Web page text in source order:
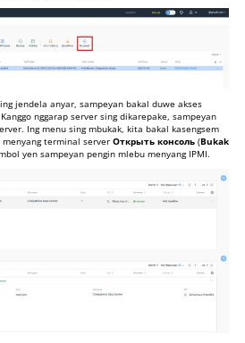
jendela anyar, sampeyan bakal duwe akses
nggarap server sing dikarepake, sampeyan
Ing menu sing mbukak, kita bakal kasengsem
menyang terminal server Открыть консоль (Bukak
yen sampeyan pengin mlebu menyang IPMI.